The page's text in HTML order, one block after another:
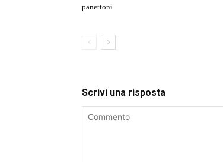
panettoni
Scrivi una risposta